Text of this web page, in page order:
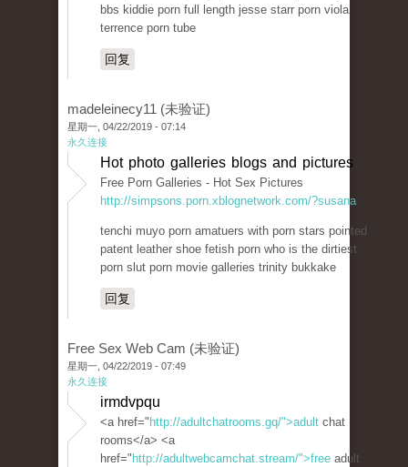
bbs kiddie porn full length jesse starr porn viola
terrence porn tube
回复
madeleinecy11 (未验证)
星期一, 04/22/2019 - 07:14
永久连接
Hot photo galleries blogs and pictures
Free Porn Galleries - Hot Sex Pictures
http://simpsons.porn.xblognetwork.com/?susana
tenchi muyo porn amatuers with porn stars pointed
patent leather shoe fetish porn who is the dirtiest
porn slut porn movie galleries trinity bukkake
回复
Free Sex Web Cam (未验证)
星期一, 04/22/2019 - 07:49
永久连接
irmdvpqu
<a href=" http://adultchatrooms.gq/">adult chat
rooms</a> <a
href=" http://adultwebcamchat.stream/">free adult